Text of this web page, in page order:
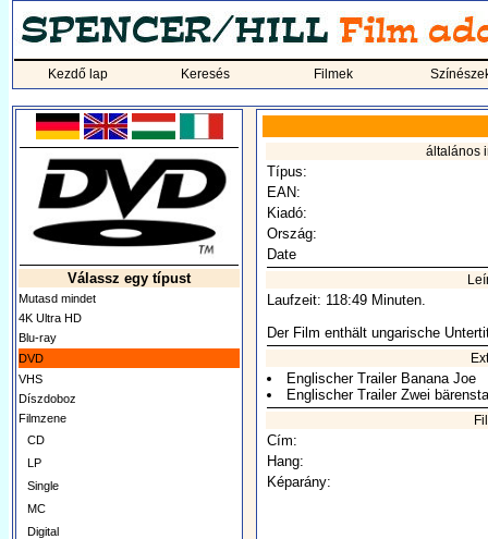
Kezdő lap Keresés Filmek
Válassz egy típust
Mutasd mindet
4K Ultra HD
Blu-ray
DVD
VHS
Díszdoboz
Filmzene
CD
LP
Single
MC
Digital
általános
Típus:
EAN:
Kiadó:
Ország:
Date
Laufzeit: 118:49 Minuten.
Der Film enthält ungarische
Englischer Trailer Banana Joe
Englischer Trailer Zwei
Cím:
Hang:
Képarány: